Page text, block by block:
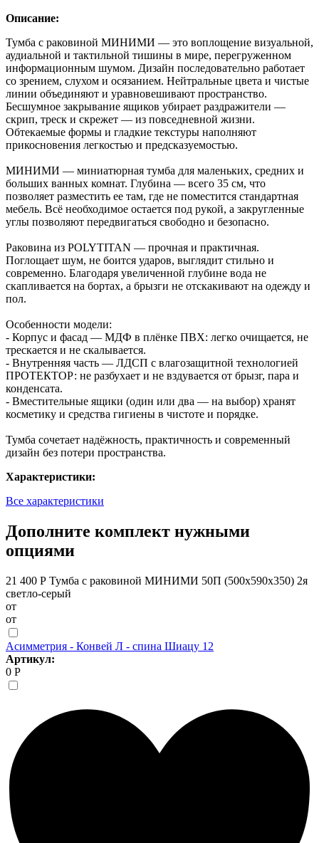
Описание:
Тумба с раковиной МИНИМИ — это воплощение визуальной,
аудиальной и тактильной тишины в мире, перегруженном
информационным шумом. Дизайн последовательно работает
со зрением, слухом и осязанием. Нейтральные цвета и чистые
линии объединяют и уравновешивают пространство.
Бесшумное закрывание ящиков убирает раздражители —
скрип, треск и скрежет — из повседневной жизни.
Обтекаемые формы и гладкие текстуры наполняют
прикосновения легкостью и предсказуемостью.
МИНИМИ — миниатюрная тумба для маленьких, средних и
больших ванных комнат. Глубина — всего 35 см, что
позволяет разместить ее там, где не поместится стандартная
мебель. Всё необходимое остается под рукой, а закругленные
углы позволяют передвигаться свободно и безопасно.
Раковина из POLYTITAN — прочная и практичная.
Поглощает шум, не боится ударов, выглядит стильно и
современно. Благодаря увеличенной глубине вода не
скапливается на бортах, а брызги не отскакивают на одежду и
пол.
Особенности модели:
- Корпус и фасад — МДФ в плёнке ПВХ: легко очищается, не
трескается и не скалывается.
- Внутренняя часть — ЛДСП с влагозащитной технологией
ПРОТЕКТОР: не разбухает и не вздувается от брызг, пара и
конденсата.
- Вместительные ящики (один или два — на выбор) хранят
косметику и средства гигиены в чистоте и порядке.
Тумба сочетает надёжность, практичность и современный
дизайн без потери пространства.
Характеристики:
Все характеристики
Дополните комплект нужными
опциями
21 400 Р Тумба с раковиной МИНИМИ 50П (500x590x350) 2я
светло-серый
от
от
Асимметрия - Конвей Л - спина Шиацу 12
Артикул:
0 Р